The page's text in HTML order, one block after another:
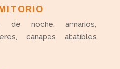
de noche, armarios,
cánapes abatibles,